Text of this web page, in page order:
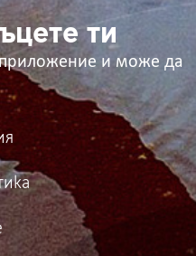
ти
и може да